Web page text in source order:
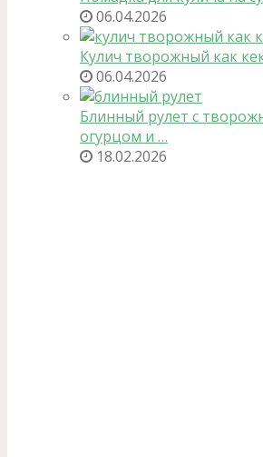
06.04.2026
Кулич творожный как
06.04.2026
Блинный рулет с
огурцом и …
18.02.2026